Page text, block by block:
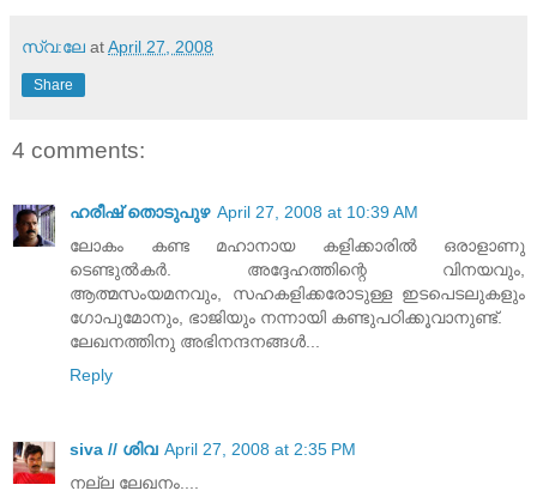
സ്വ:ലേ atApril 27, 2008
Share
4 comments:
ഹരീഷ് തൊടുപുഴ April 27, 2008 at 10:39 AM
ലോകം കണ്ട മഹാനായ കളിക്കാരില്‍ ഒരാളാണു
ടെണ്ടുല്‍കര്‍. അദ്ദേഹത്തിന്റെ വിനയവും,
ആത്മസംയമനവും, സഹകളിക്കരോടുള്ള ഇടപെടലുകളും
ഗോപുമോനും, ഭാജിയും നന്നായി കണ്ടുപഠിക്കൂവാനുണ്ട്.
ലേഖനത്തിനു അഭിനന്ദനങ്ങള്‍...
Reply
siva // ശിവ April 27, 2008 at 2:35 PM
നല്ല ലേഖനം....